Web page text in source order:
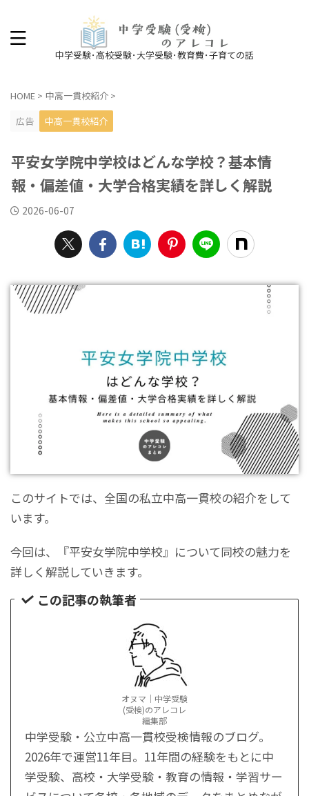
中学受験･高校受験･大学受験･教育費･子育ての話
HOME > 中高一貫校紹介 >
広告
中高一貫校紹介
平安女学院中学校はどんな学校？基本情
報・偏差値・大学合格実績を詳しく解説
2026-06-07
このサイトでは、全国の私立中高一貫校の紹介をして
います。
今回は、『平安女学院中学校』について同校の魅力を
詳しく解説していきます。
この記事の執筆者
オヌマ｜中学受験
(受検)のアレコレ
編集部
中学受験・公立中高一貫校受検情報のブログ。
2026年で運営11年目。11年間の経験をもとに中
学受験、高校・大学受験・教育の情報・学習サー